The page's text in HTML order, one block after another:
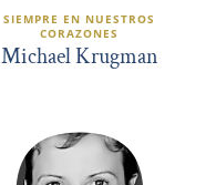
SIEMPRE EN NUESTROS
CORAZONES
Michael Krugman